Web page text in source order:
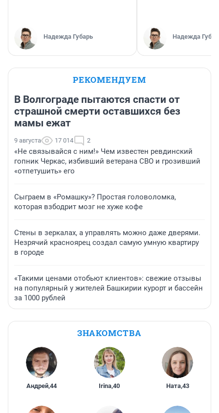
Надежда Губарь Надежда
РЕКОМЕНДУЕМ
В Волгограде пытаются спасти от
страшной смерти оставшихся без
мамы ежат
9 августа 17 014 2
«Не связывайся с ним!» Чем известен ревдинский
гопник Черкас, избивший ветерана СВО и грозивший
«отпетушить» его
Сыграем в «Ромашку»? Простая головоломка,
которая взбодрит мозг не хуже кофе
Стены в зеркалах, а управлять можно даже дверями.
Незрячий красноярец создал самую умную квартиру
в городе
«Такими ценами отобьют клиентов»: свежие отзывы
на популярный у жителей Башкирии курорт и бассейн
за 1000 рублей
ЗНАКОМСТВА
Андрей,44 Irina,40 Ната,43